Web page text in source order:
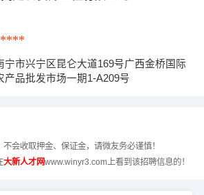
****
宁市兴宁区昆仑大道169号广西金桥国际
产品批发市场一期1-A209号
会收取押金、保证金，请微友务必谨慎！
大新人才网www.winyr3.com上看到该招聘信息的！